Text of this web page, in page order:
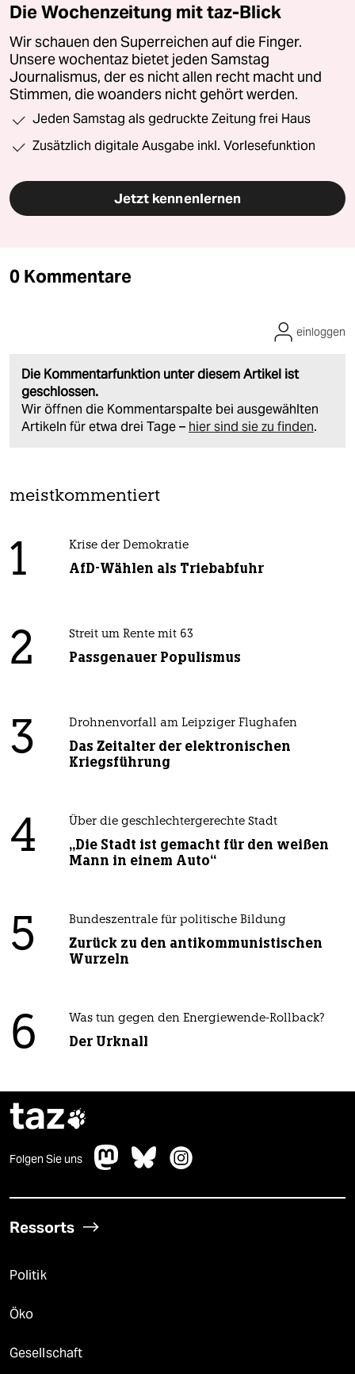
10 Ausgaben für 10 Euro
Die Wochenzeitung mit taz-Blick
Wir schauen den Superreichen auf die Finger.
Jeden Samstag als gedruckte Zeitung frei Haus
Jetzt kennenlernen
Die Kommentarfunktion unter diesem Artikel ist
geschlossen.
Wir öffnen die Kommentarspalte bei ausgewählten
meistkommentiert
1 AfD-Wählen als Triebabfuhr
2 Passgenauer Populismus
3
Das Zeitalter der elektronischen
4
„Die Stadt ist gemacht für den weißen
Mann in einem Auto“
5 Bundeszentrale für politische Bildung
Zurück zu den antikommunistischen
Wurzeln
6
taz